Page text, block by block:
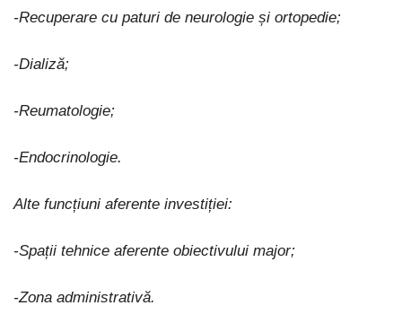
-Recuperare cu paturi de neurologie și ortopedie;
-Dializă;
-Reumatologie;
-Endocrinologie.
Alte funcțiuni aferente investiției:
-Spații tehnice aferente obiectivului major;
-Zona administrativă.